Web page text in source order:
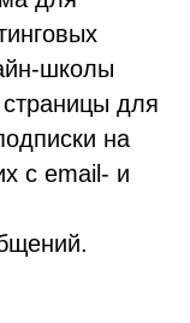
школы
для
на
с email- и